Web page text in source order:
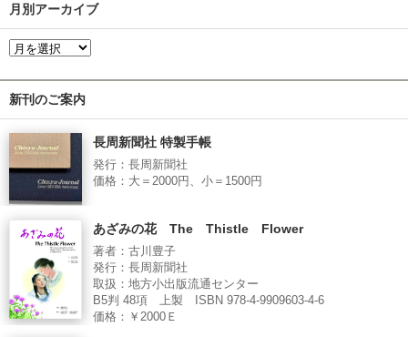
月別アーカイブ
新刊のご案内
長周新聞社 特製手帳
発行：長周新聞社
価格：大＝2000円、小＝1500円
あざみの花 The Thistle Flower
著者：古川豊子
発行：長周新聞社
取扱：地方小出版流通センター
B5判 48項 上製 ISBN 978-4-9909603-4-6
価格：￥2000Ｅ